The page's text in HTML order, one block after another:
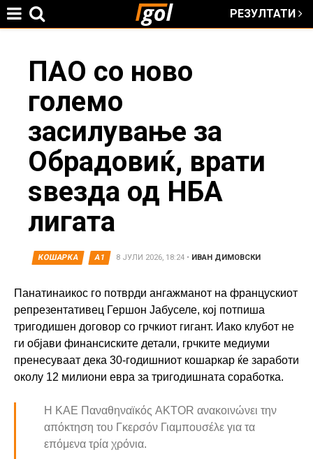
РЕЗУЛТАТИ
here
ПАО со ново
големо
засилување за
Обрадовиќ, врати
ѕвезда од НБА
лигата
КОШАРКА А1 8 ЈУЛИ 2026, 18:24 • ИВАН ДИМОВСКИ
Панатинаикос го потврди ангажманот на францускиот
репрезентативец Гершон Јабуселе, кој потпиша
тригодишен договор со грчкиот гигант. Иако клубот не
ги објави финансиските детали, грчките медиуми
пренесуваат дека 30-годишниот кошаркар ќе заработи
околу 12 милиони евра за тригодишната соработка.
Η ΚΑΕ Παναθηναϊκός AKTOR ανακοινώνει την
απόκτηση του Γκερσόν Γιαμπουσέλε για τα
επόμενα τρία χρόνια.